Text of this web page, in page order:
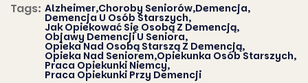
Tags: Alzheimer,Choroby Seniorów,Demencja,
Demencja U Osób Starszych,
Jak Opiekować Się Osobą Z Demencją,
Objawy Demencji U Seniora,
Opieka Nad Osobą Starszą Z Demencją,
Opieka Nad Seniorem,Opiekunka Osób Starszych,
Praca Opiekunki Niemcy,
Praca Opiekunki Przy Demencji